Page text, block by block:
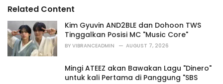
i
e
s
:
Related Content
Kim Gyuvin AND2BLE dan Dohoon TWS
Tinggalkan Posisi MC "Music Core"
BY VIBRANCEADMIN AUGUST 7, 2026
Mingi ATEEZ akan Bawakan Lagu "Dinero"
untuk kali Pertama di Panggung "SBS